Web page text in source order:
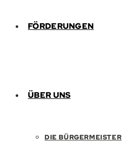
FÖRDERUNGEN
ÜBER UNS
DIE BÜRGERMEISTER